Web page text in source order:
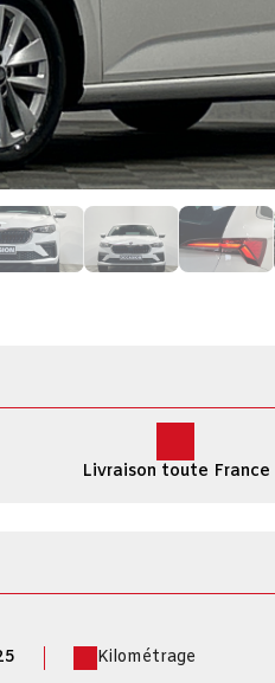
Livraison toute France
Kilométrage